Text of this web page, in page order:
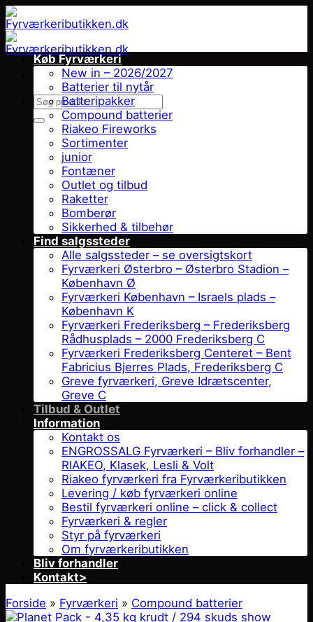
Fortsæt
til
indhold
Søg
efter:
Køb Fyrværkeri
New in – 2026/2027
Batterier til nytår
Batteripakker
Compound batterier
Riakeo Fireworks
Sortimenter
junior
Fontæner
Outlet og tilbud
Raketter
Bomberør
Sikkerhed & tilbehør
Find salgssteder
Alle salgssteder – se oversigtskort
Fyrværkeri Østerbro – Østerbro Stadion –
København Ø
Fyrværkeri København – Israels plads –
København K
Fyrværkeri Frederiksberg – Frederiksberg
Rådhusplads – 2000 Frederiksberg C
Fyrværkeri Frederiksberg Centeret – Bent
Fabricius Bjerres Plads, Frederiksberg C
Greve fyrværkeri, Greve Idrætscenter,
Greve C
Tilbud & Outlet
Information
Kontakt os
ENGROSSALG Fyrværkeri – Bliv forhandler –
RIAKEO, Klasek, Lesli & Volt
Riakeo fyrværkeri fra Fyrværkeributikken
Levering / køb fyrværkeri online
Bestil fyrværkeri online – click & collect
Fyrværkeri & regler
Styr på fyrværkeri
Om fyrværkeributikken
Bliv forhandler
Kontakt>
Forside » Fyrværkeri » Compound batterier